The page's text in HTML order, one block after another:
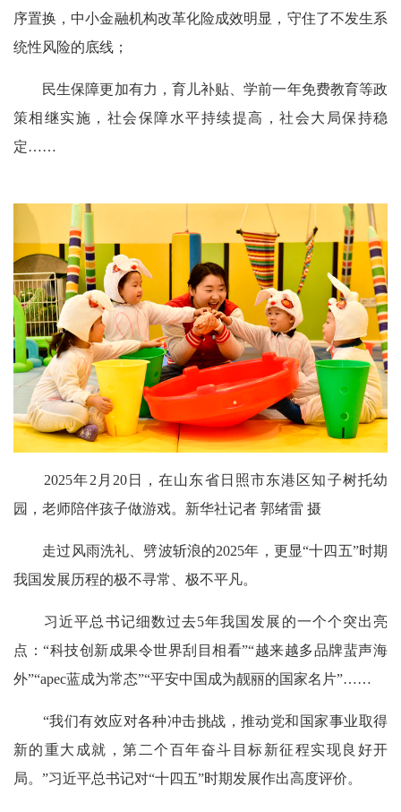
序置换，中小金融机构改革化险成效明显，守住了不发生系
统性风险的底线；
民生保障更加有力，育儿补贴、学前一年免费教育等政
策相继实施，社会保障水平持续提高，社会大局保持稳
定……
2025年2月20日，在山东省日照市东港区知子树托幼
园，老师陪伴孩子做游戏。新华社记者 郭绪雷 摄
走过风雨洗礼、劈波斩浪的2025年，更显“十四五”时期
我国发展历程的极不寻常、极不平凡。
习近平总书记细数过去5年我国发展的一个个突出亮
点：“科技创新成果令世界刮目相看”“越来越多品牌蜚声海
外”“apec蓝成为常态”“平安中国成为靓丽的国家名片”……
“我们有效应对各种冲击挑战，推动党和国家事业取得
新的重大成就，第二个百年奋斗目标新征程实现良好开
局。”习近平总书记对“十四五”时期发展作出高度评价。